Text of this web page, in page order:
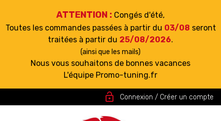
ATTENTION : Congés d'été,
Toutes les commandes passées à partir du 03/08 seront
traitées à partir du 25/08/2026.
(ainsi que les mails)
Nous vous souhaitons de bonnes vacances
L'équipe Promo-tuning.fr
lock_open Connexion / Créer un compte